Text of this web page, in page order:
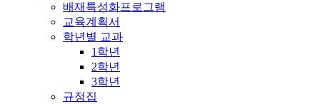
배재특성화프로그램
교육계획서
학년별 교과
1학년
2학년
3학년
규정집